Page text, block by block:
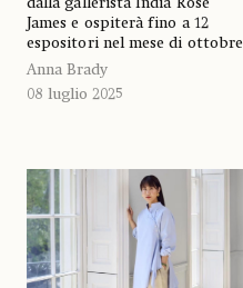
dalla gallerista India Rose
James e ospiterà fino a 12
espositori nel mese di ottobre
Anna Brady
08 luglio 2025